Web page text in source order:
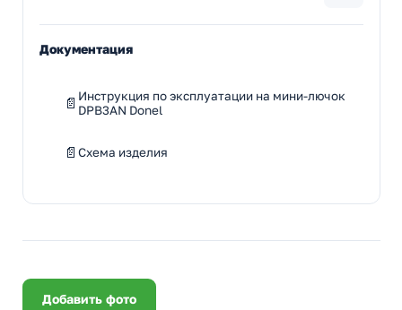
Документация
Инструкция по эксплуатации на мини-лючок
DPB3AN Donel
Схема изделия
Добавить фото